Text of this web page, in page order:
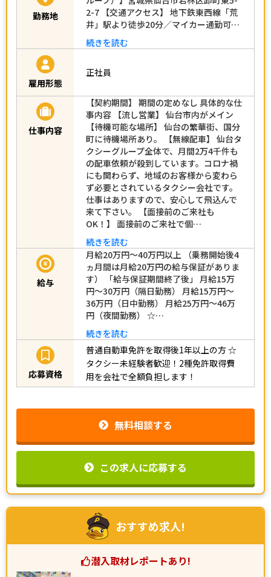
勤務地
2-7 【交通アクセス】 地下鉄東西線「荒
井」駅より徒歩20分／マイカー通勤可…
続きを読む
雇用形態
正社員
仕事内容
【契約期間】 期間の定めなし 具体的な仕
事内容 【流し営業】 仙台市内がメイン
【待機可能な場所】 仙台の繁華街、国分
町に待機場所あり。 【無線配車】 仙台タ
クシーグループ全体で、月間2万4千件も
の配車依頼が殺到しています。コロナ禍
にも関わらず、地域のお客様から変わら
ず必要とされているタクシー会社です。
仕事はありますので、安心して飛込んで
来て下さい。 【面接前のご来社も
OK！】 面接前のご来社で個…
続きを読む
給与
月給20万円～40万円以上 （乗務開始後4
ヵ月間は月給20万円の給与保証がありま
す） 「給与保証期間終了後」 月給15万
円～30万円（隔日勤務） 月給15万円～
36万円（日中勤務） 月給25万円～46万
円（夜間勤務） ☆…
続きを読む
応募資格
普通自動車免許を取得後1年以上の方☆
タクシー未経験者歓迎！2種免許取得費
用を会社で全額負担します！
無料相談する
この求人に応募する
おすすめ求人!
潜入取材レポートあり!